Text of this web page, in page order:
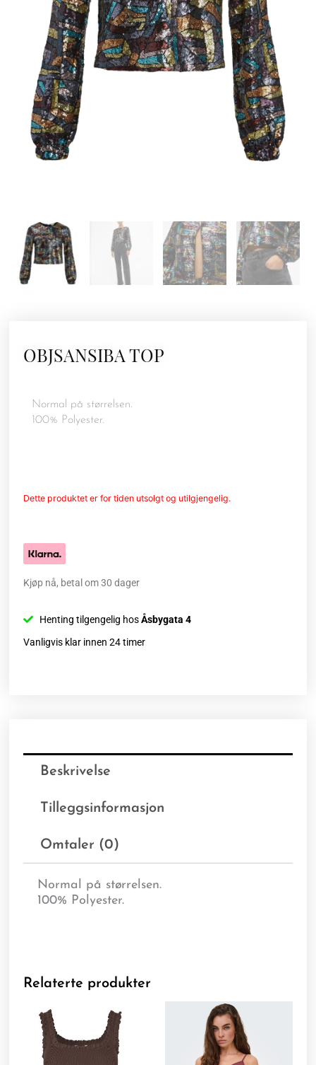
OBJSANSIBA TOP
Normal på størrelsen.
100% Polyester.
Dette produktet er for tiden utsolgt og utilgjengelig.
Kjøp nå, betal om 30 dager
Henting tilgengelig hosÅsbygata 4
Vanligvis klar innen 24 timer
Beskrivelse
Tilleggsinformasjon
Omtaler (0)
Normal på størrelsen.
100% Polyester.
Relaterte produkter